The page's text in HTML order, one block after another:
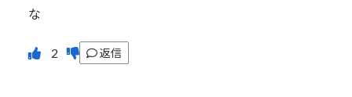
な
返信